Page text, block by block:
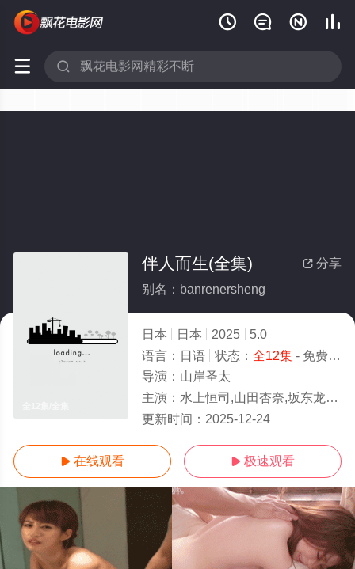
   
 
 分享
伴人而生(全集)
别名：banrenersheng
日本 日本 2025
5.0
语言： 日语 状态： 全12集- 免费在线观看
导演： 山岸圣太
主演： 水上恒司,山田杏奈,坂东龙汰,影山优佳,望月步,鸣海唯,萩原护,高桥侃,染谷将太,远藤雄弥,アフロ,森田想
更新时间： 2025-12-24
 在线观看  极速观看